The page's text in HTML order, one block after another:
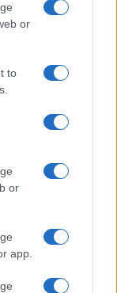
or
to
or
app.
gym lips